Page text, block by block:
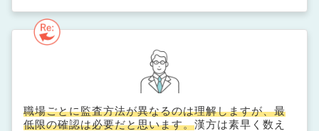
職場ごとに監査方法が異なるのは理解しますが、最
低限の確認は必要だと思います。漢方は素早く数え